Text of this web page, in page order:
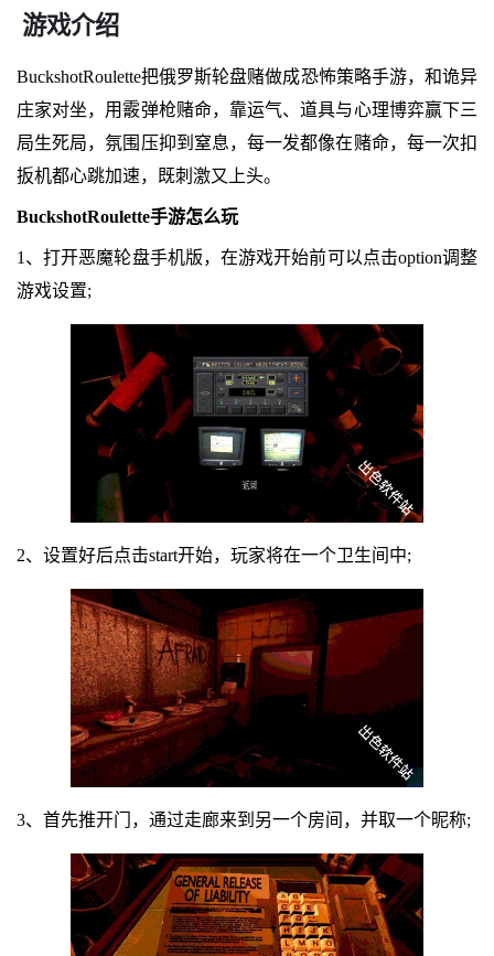
游戏介绍
BuckshotRoulette把俄罗斯轮盘赌做成恐怖策略手游，和诡异
庄家对坐，用霰弹枪赌命，靠运气、道具与心理博弈赢下三
局生死局，氛围压抑到窒息，每一发都像在赌命，每一次扣
扳机都心跳加速，既刺激又上头。
BuckshotRoulette手游怎么玩
1、打开恶魔轮盘手机版，在游戏开始前可以点击option调整
游戏设置;
2、设置好后点击start开始，玩家将在一个卫生间中;
3、首先推开门，通过走廊来到另一个房间，并取一个昵称;